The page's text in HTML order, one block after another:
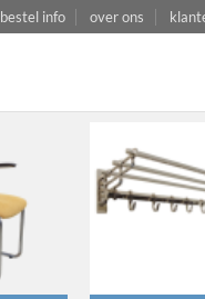
bestel info over ons